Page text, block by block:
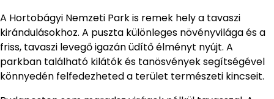
A Hortobágyi Nemzeti Park is remek hely a tavaszi
kirándulásokhoz. A puszta különleges növényvilága és a
friss, tavaszi levegő igazán üdítő élményt nyújt. A
parkban található kilátók és tanösvények segítségével
könnyedén felfedezheted a terület természeti kincseit.